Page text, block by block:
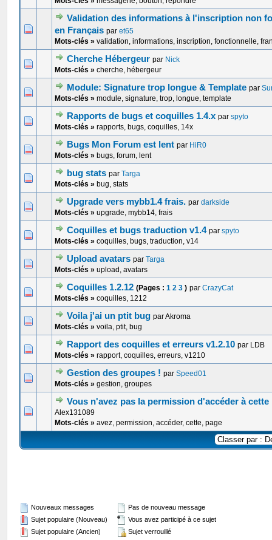
Validation des informations à l'inscription non
en Français paret65
Mots-clés »validation, informations, inscription, fonctionnelle,
0 Votes - 0 sur 5 en moyenne
12345
Cherche Hébergeur par Nick
Mots-clés »cherche, hébergeur
0 Votes - 0 sur 5 en moyenne
12345
Module: Signature trop longue & Template par
Mots-clés »module, signature, trop, longue, template
0 Votes - 0 sur 5 en moyenne
12345
Rapports de bugs et coquilles 1.4.x parspyto
Mots-clés »rapports, bugs, coquilles, 14x
0 Votes - 0 sur 5 en moyenne
12 345
Bugs Mon Forum est lent par HiR0
Mots-clés » bugs, forum, lent
0 Votes - 0 sur 5 en moyenne
1 2345
bug stats parTarga
Mots-clés » bug, stats
0 Votes - 0 sur 5 en moyenne
12 345
Upgrade vers mybb1.4 frais. pardarkside
Mots-clés »upgrade, mybb14, frais
0 Votes - 0 sur 5 en moyenne
123 45
Coquilles et bugs traduction v1.4 parspyto
Mots-clés »coquilles, bugs, traduction, v14
0 Votes - 0 sur 5 en moyenne
12 345
Upload avatars parTarga
Mots-clés »upload, avatars
0 Votes - 0 sur 5 en moyenne
12345
Coquilles 1.2.12 (Pages :1 2 3 ) parCrazyCat
Mots-clés »coquilles, 1212
0 Votes - 0 sur 5 en moyenne
12345
Voila j'ai un ptit bug par Akroma
Mots-clés »voila, ptit, bug
0 Votes - 0 sur 5 en moyenne
1 2345
Rapport des coquilles et erreurs v1.2.10 par LDB
Mots-clés »rapport, coquilles, erreurs, v1210
0 Votes - 0 sur 5 en moyenne
12 345
Gestion des groupes ! parSpeed01
Mots-clés »gestion, groupes
0 Votes - 0 sur 5 en moyenne
12 345
Vous n'avez pas la permission d'accéder à cette
Alex131089
Mots-clés »avez, permission, accéder, cette, page
0 Votes - 0 sur 5 en moyenne
Nouveaux messages
Sujet populaire (Nouveau)
Sujet populaire (Ancien)
Pas de nouveau message
Vous avez participé à ce sujet
Sujet verrouillé